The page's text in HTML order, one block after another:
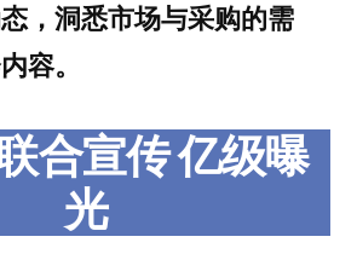
，洞悉市场与采购的需
容。
合宣传 亿级曝
光